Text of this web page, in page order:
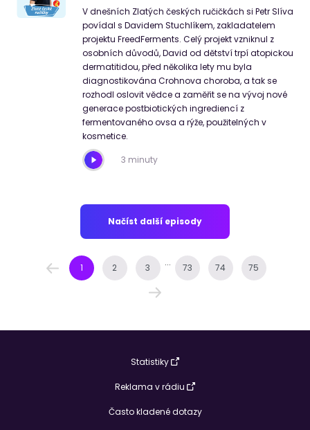
V dnešních Zlatých českých ručičkách si Petr Slíva
povídal s Davidem Stuchlíkem, zakladatelem
projektu FreedFerments. Celý projekt vzniknul z
osobních důvodů, David od dětství trpí atopickou
dermatitidou, před několika lety mu byla
diagnostikována Crohnova choroba, a tak se
rozhodl oslovit vědce a zaměřit se na vývoj nové
generace postbiotických ingrediencí z
fermentovaného ovsa a rýže, použitelných v
kosmetice.
3 minuty
Načíst další episody
1 2 3 ... 73 74 75
Statistiky
Reklama v rádiu
Často kladené dotazy